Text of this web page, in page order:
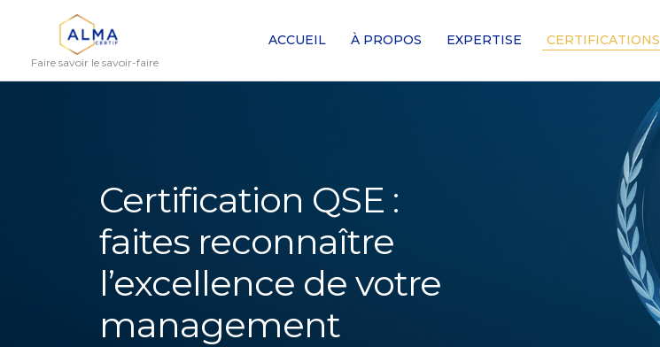
contenuFaire savoir le savoir-faire
ACCUEIL À PROPOS EXPERTISE CERTIFICATIONS
Certification QSE :
faites reconnaître
l’excellence de votre
management